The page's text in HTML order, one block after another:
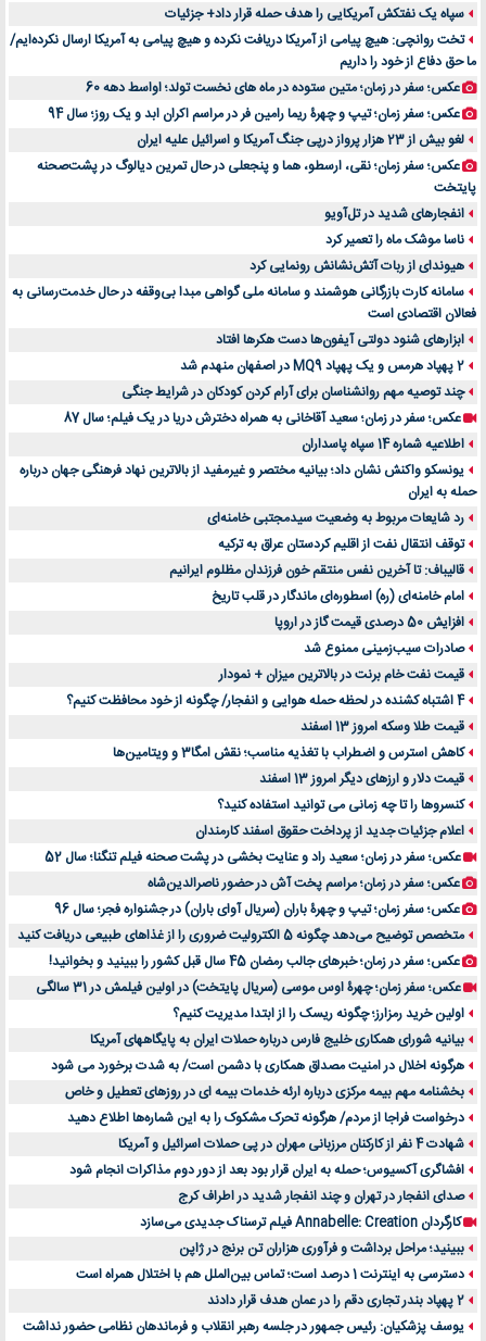
سپاه یک نفتکش آمریکایی را هدف حمله قرار داد+ جزئیات
تخت روانچی: هیچ پیامی از آمریکا دریافت نکرده و هیچ پیامی به آمریکا ارسال نکرده‌ایم/
ما حق دفاع از خود را داریم
عکس؛ سفر در زمان؛ متین ستوده در ماه های نخست تولد؛ اواسط دهه 60
عکس؛ سفر زمان؛ تیپ و چهرۀ ریما رامین فر در مراسم اکران ابد و یک روز؛ سال 94
لغو بیش از 23 هزار پرواز درپی جنگ آمریکا و اسرائیل علیه ایران
عکس؛ سفر زمان؛ نقی، ارسطو، هما و پنجعلی در حال تمرین دیالوگ در پشت‌صحنه
پایتخت
انفجارهای شدید در تل‌آویو
ناسا موشک ماه را تعمیر کرد
هیوندای از ربات آتش‌نشانش رونمایی کرد
سامانه کارت بازرگانی هوشمند و سامانه ملی گواهی مبدا بی‌وقفه در حال خدمت‌رسانی به
فعالان اقتصادی است
ابزارهای شنود دولتی آیفون‌ها دست هکرها افتاد
2 پهپاد هرمس و یک پهپاد MQ9 در اصفهان منهدم شد
چند توصیه مهم روانشناسان برای آرام کردن کودکان در شرایط جنگی
عکس؛ سفر در زمان؛ سعید آقاخانی به همراه دخترش دریا در یک فیلم؛ سال 87
اطلاعیه شماره 14 سپاه پاسداران
یونسکو واکنش نشان داد؛ بیانیه مختصر و غیرمفید از بالاترین نهاد فرهنگی جهان درباره
حمله به ایران
رد شایعات مربوط به وضعیت سیدمجتبی خامنه‌ای
توقف انتقال نفت از اقلیم کردستان عراق به ترکیه
قالیباف: تا آخرین نفس منتقم خون فرزندان مظلوم ایرانیم
امام خامنه‌ای (ره) اسطوره‌ای ماندگار در قلب تاریخ
افزایش 50 درصدی قیمت گاز در اروپا
صادرات سیب‌زمینی ممنوع شد
قیمت نفت خام برنت در بالاترین میزان + نمودار
4 اشتباه کشنده در لحظه حمله هوایی و انفجار/ چگونه از خود محافظت کنیم؟
قیمت طلا وسکه امروز 13 اسفند
کاهش استرس و اضطراب با تغذیه مناسب؛ نقش امگا3 و ویتامین‌ها
قیمت دلار و ارزهای دیگر امروز 13 اسفند
کنسروها را تا چه زمانی می توانید استفاده کنید؟
اعلام جزئیات جدید از پرداخت حقوق اسفند کارمندان
عکس؛ سفر در زمان؛ سعید راد و عنایت بخشی در پشت صحنه فیلم تنگنا؛ سال 52
عکس؛ سفر در زمان؛ مراسم پخت آش در حضور ناصرالدین‌شاه
عکس؛ سفر زمان؛ تیپ و چهرۀ باران (سریال آوای باران) در جشنواره فجر؛ سال 96
متخصص توضیح می‌دهد چگونه 5 الکترولیت ضروری را از غذاهای طبیعی دریافت کنید
عکس؛ سفر در زمان؛ خبرهای جالب رمضان 45 سال قبل کشور را ببینید و بخوانید!
عکس؛ سفر زمان؛ چهرۀ اوس موسی (سریال پایتخت) در اولین فیلمش در 31 سالگی
اولین خرید رمزارز؛ چگونه ریسک را از ابتدا مدیریت کنیم؟
بیانیه شورای همکاری خلیج فارس درباره حملات ایران به پایگاههای آمریکا
هرگونه اخلال در امنیت مصداق همکاری با دشمن است/ به شدت برخورد می شود
بخشنامه مهم بیمه مرکزی درباره ارئه خدمات بیمه ای در روزهای تعطیل و خاص
درخواست فراجا از مردم/ هرگونه تحرک مشکوک را به این شماره‌ها اطلاع دهید
شهادت 4 نفر از کارکنان مرزبانی مهران در پی حملات اسرائیل و آمریکا
افشاگری آکسیوس؛ حمله به ایران قرار بود بعد از دور دوم مذاکرات انجام شود
صدای انفجار در تهران و چند انفجار شدید در اطراف کرج
کارگردان Annabelle: Creation فیلم ترسناک جدیدی می‌سازد
ببینید؛ مراحل برداشت و فرآوری هزاران تن برنج در ژاپن
دسترسی به اینترنت 1 درصد است؛ تماس بین‌الملل هم با اختلال همراه است
2 پهپاد بندر تجاری دقم را در عمان هدف قرار دادند
یوسف پزشکیان: رئیس جمهور در جلسه رهبر انقلاب و فرماندهان نظامی حضور نداشت